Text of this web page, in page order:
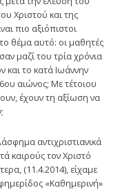
Χριστού και της
πιο αξιόπιστοι
θέμα αυτό: οι μαθητές
μαζί του τρία χρόνια
και το κατά Ιωάννην
αιώνος; Με τέτοιου
έχουν τη αξίωση να
αντιχριστιανικά
καιρούς τον Χριστό
(11.4.2014), είχαμε
«Καθημερινή»